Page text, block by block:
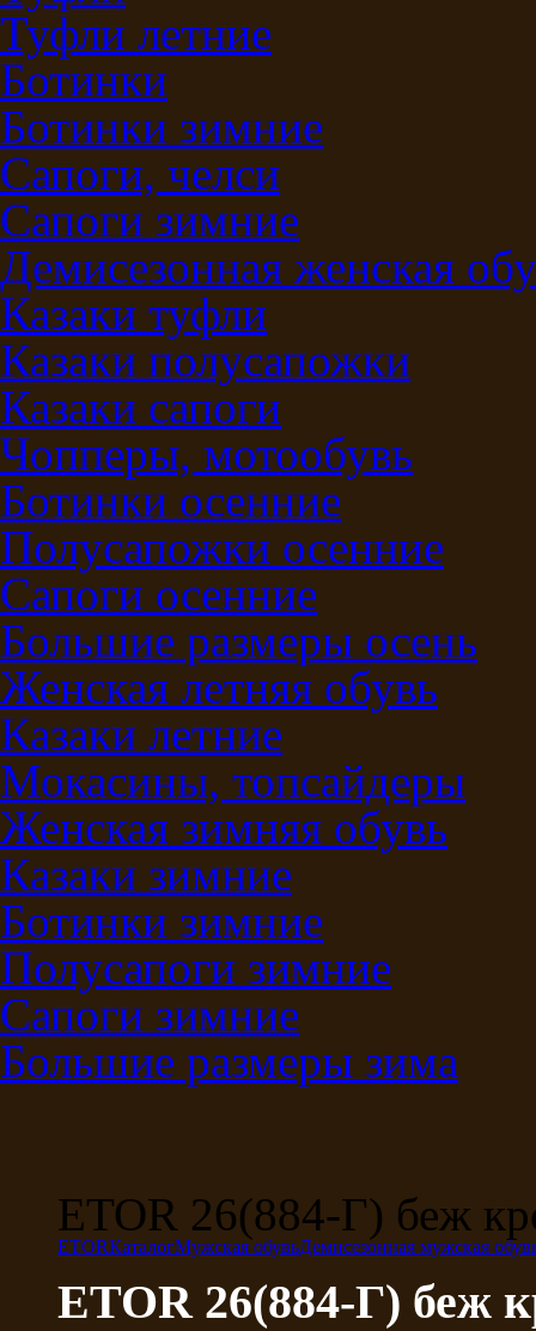
Туфли летние
Ботинки
Ботинки зимние
Сапоги, челси
Сапоги зимние
Демисезонная женская
Казаки туфли
Казаки полусапожки
Казаки сапоги
Чопперы, мотообувь
Ботинки осенние
Полусапожки осенние
Сапоги осенние
Большие размеры осень
Женская летняя обувь
Казаки летние
Мокасины, топсайдеры
Женская зимняя обувь
Казаки зимние
Ботинки зимние
Полусапоги зимние
Сапоги зимние
Большие размеры зима
ETOR 26(884-Г) беж
ETORКаталогМужская обувьДемисезонная мужская
ETOR 26(884-Г) беж